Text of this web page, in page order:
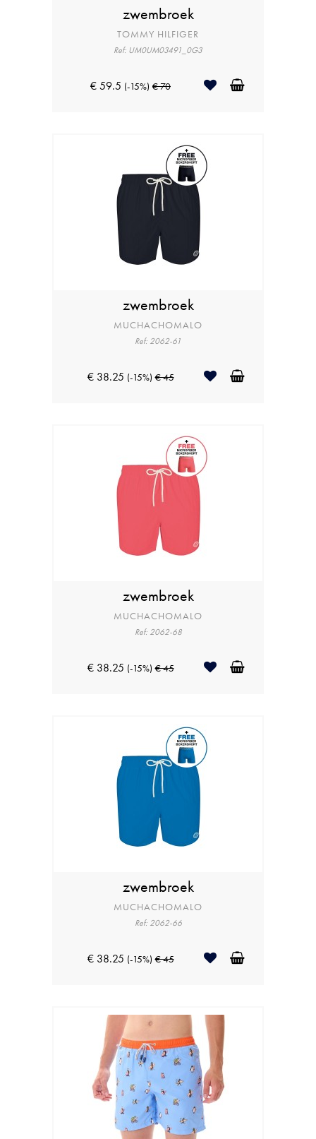
zwembroek
TOMMY HILFIGER
Ref: UM0UM03491_0G3
€ 59.5 (-15%) € 70
zwembroek
MUCHACHOMALO
Ref: 2062-61
€ 38.25 (-15%) € 45
zwembroek
MUCHACHOMALO
Ref: 2062-68
€ 38.25 (-15%) € 45
zwembroek
MUCHACHOMALO
Ref: 2062-66
€ 38.25 (-15%) € 45